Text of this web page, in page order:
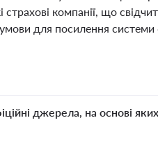
компанії, що
для посилення системи
джерела, на основі яких